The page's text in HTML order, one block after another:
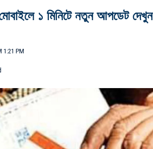
১ মিনিটে নতুন আপডেট দেখুন
1:21 PM